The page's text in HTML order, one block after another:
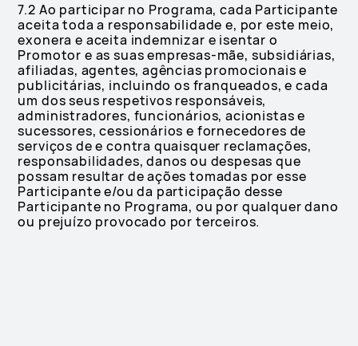
7.2 Ao participar no Programa, cada Participante
aceita toda a responsabilidade e, por este meio,
exonera e aceita indemnizar e isentar o
Promotor e as suas empresas-mãe, subsidiárias,
afiliadas, agentes, agências promocionais e
publicitárias, incluindo os franqueados, e cada
um dos seus respetivos responsáveis,
administradores, funcionários, acionistas e
sucessores, cessionários e fornecedores de
serviços de e contra quaisquer reclamações,
responsabilidades, danos ou despesas que
possam resultar de ações tomadas por esse
Participante e/ou da participação desse
Participante no Programa, ou por qualquer dano
ou prejuízo provocado por terceiros.